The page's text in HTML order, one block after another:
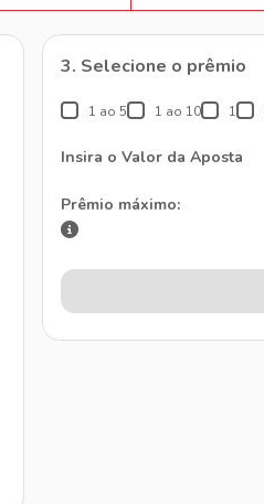
3. Selecione o prêmio
1 ao 5 1 ao 10 1
Insira o Valor da Aposta
Prêmio máximo: